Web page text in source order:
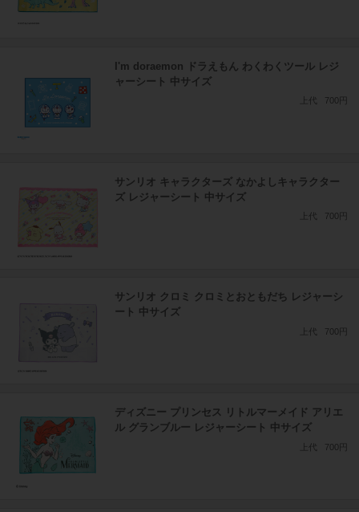
I'm doraemon ドラえもん わくわくツール レジ
ャーシート 中サイズ
上代 700円
サンリオ キャラクターズ なかよしキャラクター
ズ レジャーシート 中サイズ
上代 700円
サンリオ クロミ クロミとおともだち レジャーシ
ート 中サイズ
上代 700円
ディズニー プリンセス リトルマーメイド アリエ
ル グランブルー レジャーシート 中サイズ
上代 700円